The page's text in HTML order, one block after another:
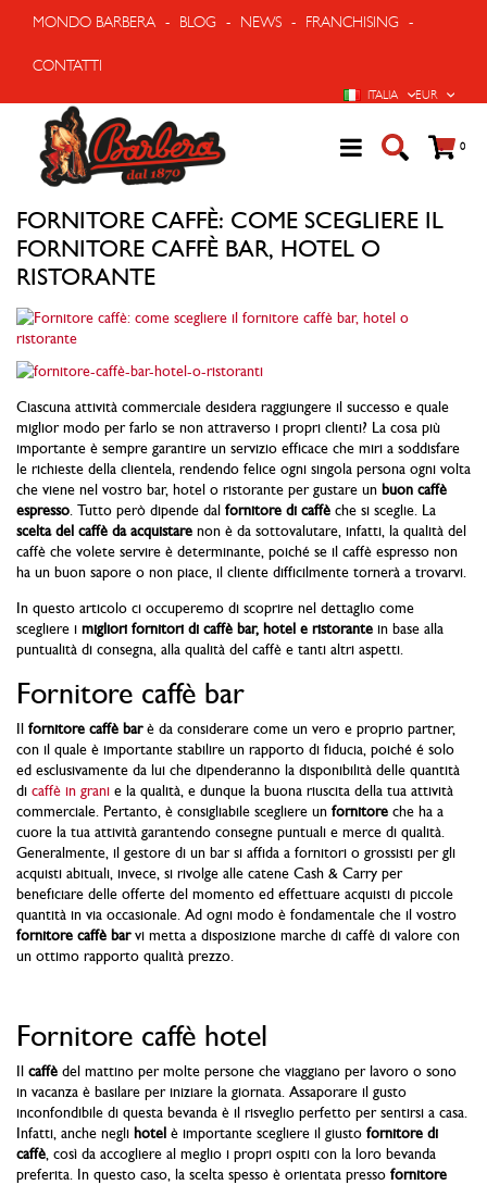
MONDO BARBERA - BLOG - NEWS - FRANCHISING -
CONTATTI
VALUTA
EUR
LINGUAITALIA
Cart
0
FORNITORE CAFFÈ: COME SCEGLIERE IL
FORNITORE CAFFÈ BAR, HOTEL O
RISTORANTE
Ciascuna attività commerciale desidera raggiungere il successo e quale
miglior modo per farlo se non attraverso i propri clienti? La cosa più
importante è sempre garantire un servizio efficace che miri a soddisfare
le richieste della clientela, rendendo felice ogni singola persona ogni volta
che viene nel vostro bar, hotel o ristorante per gustare un buon caffè
espresso. Tutto però dipende dal fornitore di caffè che si sceglie. La
scelta del caffè da acquistare non è da sottovalutare, infatti, la qualità del
caffè che volete servire è determinante, poiché se il caffè espresso non
ha un buon sapore o non piace, il cliente difficilmente tornerà a trovarvi.
In questo articolo ci occuperemo di scoprire nel dettaglio come
scegliere i migliori fornitori di caffè bar, hotel e ristorante in base alla
puntualità di consegna, alla qualità del caffè e tanti altri aspetti.
Fornitore caffè bar
Il fornitore caffè barè da considerare come un vero e proprio partner,
con il quale è importante stabilire un rapporto di fiducia, poiché é solo
ed esclusivamente da lui che dipenderanno la disponibilità delle quantità
di caffè in grani e la qualità, e dunque la buona riuscita della tua attività
commerciale. Pertanto, è consigliabile scegliere un fornitore che ha a
cuore la tua attività garantendo consegne puntuali e merce di qualità.
Generalmente, il gestore di un bar si affida a fornitori o grossisti per gli
acquisti abituali, invece, si rivolge alle catene Cash & Carry per
beneficiare delle offerte del momento ed effettuare acquisti di piccole
quantità in via occasionale. Ad ogni modo è fondamentale che il vostro
fornitore caffè barvi metta a disposizione marche di caffè di valore con
un ottimo rapporto qualità prezzo.
Fornitore caffè hotel
Il caffè del mattino per molte persone che viaggiano per lavoro o sono
in vacanza è basilare per iniziare la giornata. Assaporare il gusto
inconfondibile di questa bevanda è il risveglio perfetto per sentirsi a casa.
Infatti, anche negli hotel è importante scegliere il giusto fornitore di
caffè, così da accogliere al meglio i propri ospiti con la loro bevanda
preferita. In questo caso, la scelta spesso è orientata presso fornitore